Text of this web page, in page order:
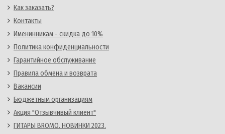
Как заказать?
Контакты
Именинникам - скидка до 10%
Политика конфиденциальности
Гарантийное обслуживание
Правила обмена и возврата
Вакансии
Бюджетным организациям
Акция "Отзывчивый клиент"
ГИТАРЫ BROMO. НОВИНКИ 2023.